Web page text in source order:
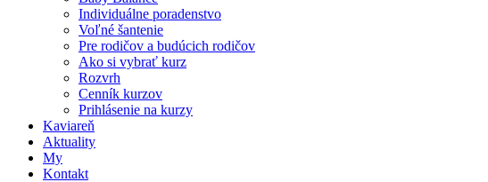
Individuálne poradenstvo
Voľné šantenie
Pre rodičov a budúcich rodičov
Ako si vybrať kurz
Rozvrh
Cenník kurzov
Prihlásenie na kurzy
Kaviareň
Aktuality
My
Kontakt